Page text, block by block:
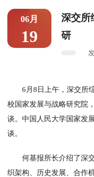
06月
19
深交所
研
6月8日上午，深交所
校国家发展与战略研究院
谈。中国人民大学国家发
谈。
何基报所长介绍了深
织架构、历史发展、合作